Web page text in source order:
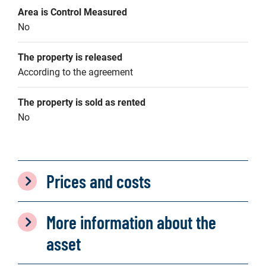
Area is Control Measured
No
The property is released
According to the agreement
The property is sold as rented
No
Prices and costs
More information about the
asset